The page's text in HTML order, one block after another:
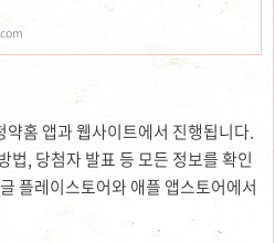
홈 앱과 웹사이트에서 진행됩니다.
법, 당첨자 발표 등 모든 정보를 확인
플레이스토어와 애플 앱스토어에서